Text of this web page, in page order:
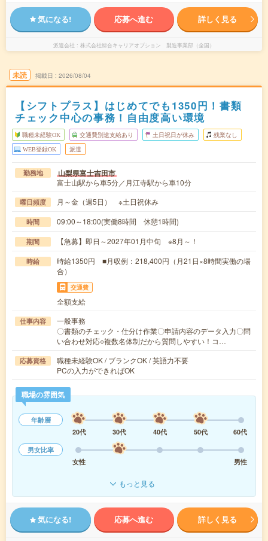
気になる! 応募へ進む 詳しく見る
派遣会社 株式会社綜合キャリアオプション 製造事業部（全国）
未読 掲載日 2026/08/04
【シフトプラス】はじめてでも1350円！書類
チェック中心の事務！自由度高い環境
職種未経験OK 交通費別途支給あり 土日祝日が休み 残業なし
WEB登録OK 派遣
勤務地 山梨県富士吉田市
富士山駅から車5分／月江寺駅から車10分
曜日頻度 月～金（週5日） ※土日祝休み
時間 09:00～18:00(実働8時間 休憩1時間)
期間 【急募】即日～2027年01月中旬 ※8月～！
時給
時給1350円 ■月収例：218,400円（月21日×8時間実働の場
合）
交通費
全額支給
仕事内容
一般事務
〇書類のチェック・仕分け作業〇申請内容のデータ入力〇問
い合わせ対応○複数名体制だから質問しやすい！コ…
応募資格
職種未経験OK / ブランクOK / 英語力不要
PCの入力ができればOK
職場の雰囲気
年齢層
20代
30代 40代 50代
60代
男女比率
女性
男性
もっと見る
気になる! 応募へ進む 詳しく見る